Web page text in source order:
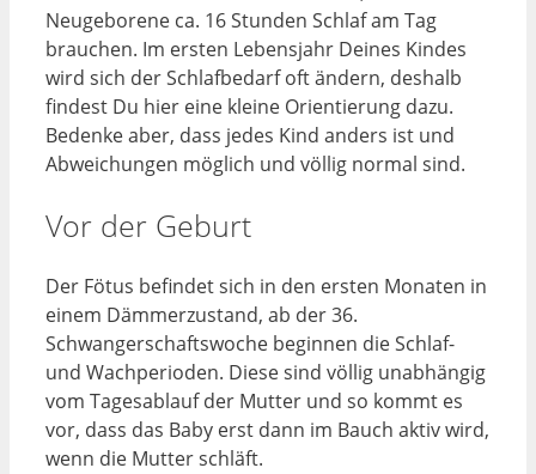
Neugeborene ca. 16 Stunden Schlaf am Tag
brauchen. Im ersten Lebensjahr Deines Kindes
wird sich der Schlafbedarf oft ändern, deshalb
findest Du hier eine kleine Orientierung dazu.
Bedenke aber, dass jedes Kind anders ist und
Abweichungen möglich und völlig normal sind.
Vor der Geburt
Der Fötus befindet sich in den ersten Monaten in
einem Dämmerzustand, ab der 36.
Schwangerschaftswoche beginnen die Schlaf-
und Wachperioden. Diese sind völlig unabhängig
vom Tagesablauf der Mutter und so kommt es
vor, dass das Baby erst dann im Bauch aktiv wird,
wenn die Mutter schläft.